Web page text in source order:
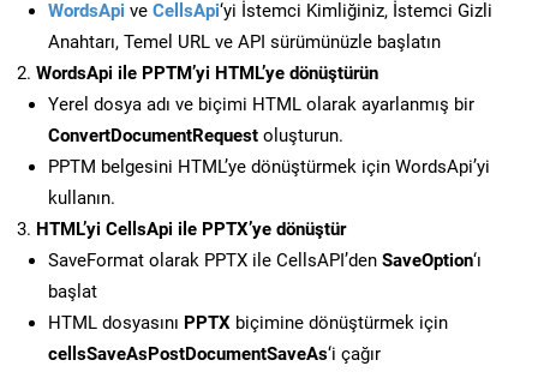
WordsApi ve CellsApi‘yi İstemci Kimliğiniz, İstemci Gizli
Anahtarı, Temel URL ve API sürümünüzle başlatın
WordsApi ile PPTM’yi HTML’ye dönüştürün
Yerel dosya adı ve biçimi HTML olarak ayarlanmış bir
ConvertDocumentRequest oluşturun.
PPTM belgesini HTML’ye dönüştürmek için WordsApi’yi
kullanın.
HTML’yi CellsApi ile PPTX’ye dönüştür
SaveFormat olarak PPTX ile CellsAPI’den SaveOption‘ı
başlat
HTML dosyasını PPTX biçimine dönüştürmek için
cellsSaveAsPostDocumentSaveAs‘i çağır